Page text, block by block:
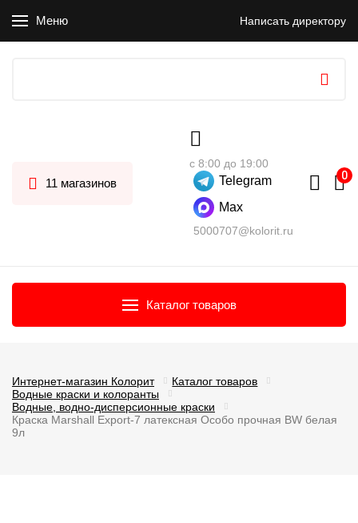
Меню Написать директору
11 магазинов
с 8:00 до 19:00
Telegram
Max
5000707@kolorit.ru
Каталог товаров
Интернет-магазин Колорит
Каталог товаров
Водные краски и колоранты
Водные, водно-дисперсионные краски
Краска Marshall Export-7 латексная Особо прочная BW белая
9л